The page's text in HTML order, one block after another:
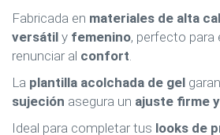
Fabricada en materiales de alta
versátil y femenino, perfecto para
renunciar al confort.
La plantilla acolchada de gel
sujeción asegura un ajuste firme
Ideal para completar tus looks de